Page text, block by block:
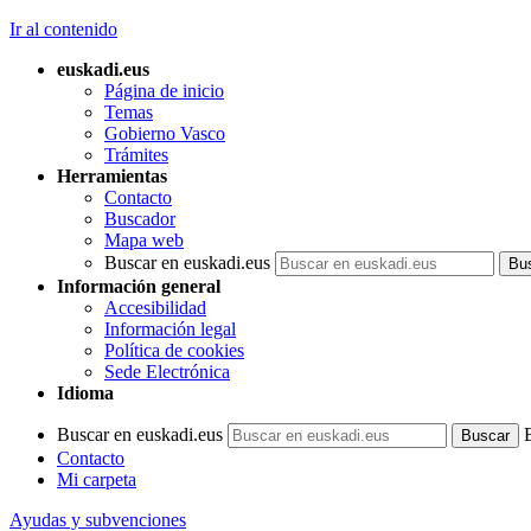
Ir al contenido
euskadi.eus
Página de inicio
Temas
Gobierno Vasco
Trámites
Herramientas
Contacto
Buscador
Mapa web
Buscar en euskadi.eus
Información general
Accesibilidad
Información legal
Política de cookies
Sede Electrónica
Idioma
Buscar en euskadi.eus
Contacto
Mi carpeta
Ayudas y subvenciones